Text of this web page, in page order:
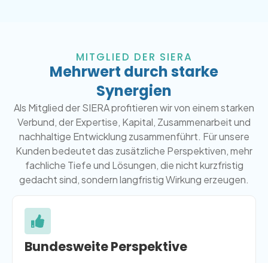
MITGLIED DER SIERA
Mehrwert durch starke
Synergien
Als Mitglied der SIERA profitieren wir von einem starken
Verbund, der Expertise, Kapital, Zusammenarbeit und
nachhaltige Entwicklung zusammenführt. Für unsere
Kunden bedeutet das zusätzliche Perspektiven, mehr
fachliche Tiefe und Lösungen, die nicht kurzfristig
gedacht sind, sondern langfristig Wirkung erzeugen.
Bundesweite Perspektive